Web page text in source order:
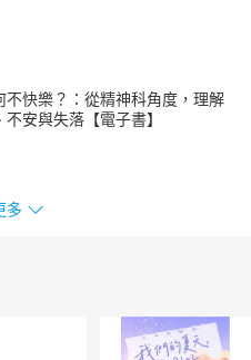
不快樂？：從精神科角度，理解
不安與失落【電子書】
多